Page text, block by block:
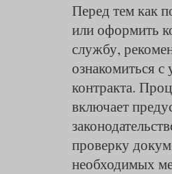
Перед тем как
или оформить
службу,
ознакомиться
контракта.
включает
проверку
необходимых